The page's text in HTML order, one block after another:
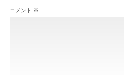
コメント ※